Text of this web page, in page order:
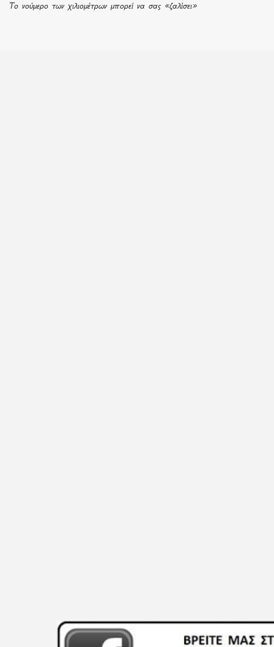
Το νούμερο των χιλιομέτρων μπορεί να σας «ζαλίσει»